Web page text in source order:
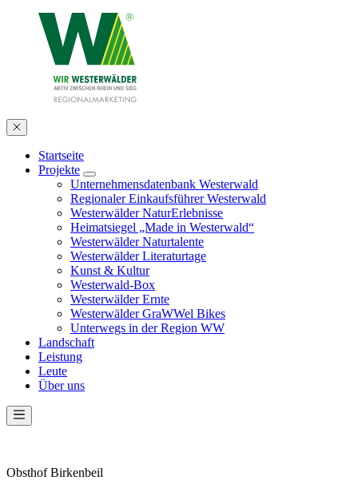
Startseite
Projekte
Unternehmensdatenbank Westerwald
Regionaler Einkaufsführer Westerwald
Westerwälder NaturErlebnisse
Heimatsiegel „Made in Westerwald“
Westerwälder Naturtalente
Westerwälder Literaturtage
Kunst & Kultur
Westerwald-Box
Westerwälder Ernte
Westerwälder GraWWel Bikes
Unterwegs in der Region WW
Landschaft
Leistung
Leute
Über uns
Obsthof Birkenbeil